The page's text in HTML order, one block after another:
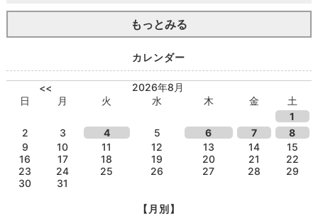
もっとみる
カレンダー
<<
2026年8月
日
月 火 水 木 金
土
1
2
3 4 5 6 7
8
9
10 11 12 13 14
15
16
17 18 19 20 21
22
23
24 25 26 27 28
29
30
31
【月別】